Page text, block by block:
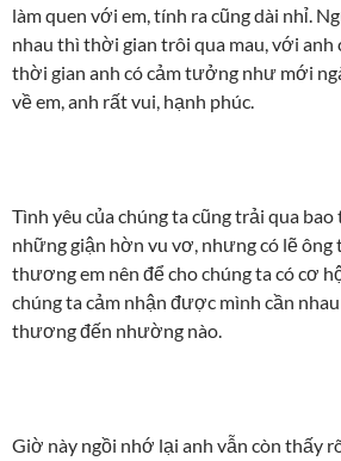
làm quen với em, tính ra cũng dài nhỉ.
nhau thì thời gian trôi qua mau, với anh
thời gian anh có cảm tưởng như mới
về em, anh rất vui, hạnh phúc.
Tình yêu của chúng ta cũng trải qua
những giận hờn vu vơ, nhưng có lẽ
thương em nên để cho chúng ta có cơ
chúng ta cảm nhận được mình cần
thương đến nhường nào.
Giờ này ngồi nhớ lại anh vẫn còn thấy